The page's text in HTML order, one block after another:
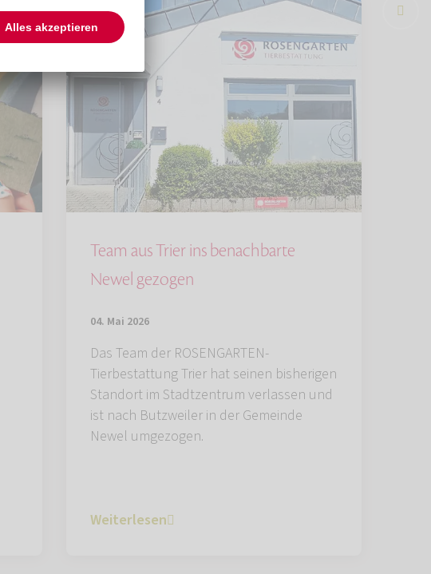
Team aus Trier ins benachbarte
Newel gezogen
04. Mai 2026
Das Team der ROSENGARTEN-
Tierbestattung Trier hat seinen bisherigen
Standort im Stadtzentrum verlassen und
ist nach Butzweiler in der Gemeinde
Newel umgezogen.
Weiterlesen